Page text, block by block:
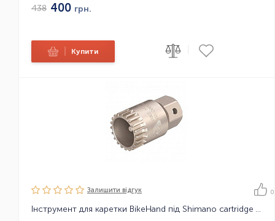
438 400 грн.
Купити
Залишити вiдгук 0
Інструмент для каретки BikeHand під Shimano cartridge YC-26BB